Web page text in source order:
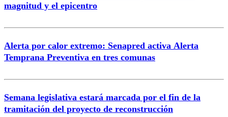
magnitud y el epicentro
Alerta por calor extremo: Senapred activa Alerta
Temprana Preventiva en tres comunas
Semana legislativa estará marcada por el fin de la
tramitación del proyecto de reconstrucción